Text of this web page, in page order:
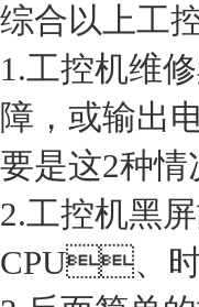
综合以上工控
1.工控机维修
障，或输出
要是这2种情况
2.工控机黑屏故
CPU、时